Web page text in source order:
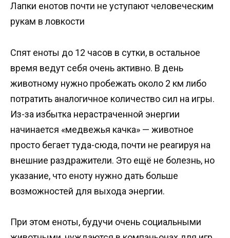
Лапки енотов почти не уступают человеческим
рукам в ловкости
Спят еноты до 12 часов в сутки, в остальное
время ведут себя очень активно. В день
животному нужно пробежать около 2 км либо
потратить аналогичное количество сил на игры.
Из-за избытка нерастраченной энергии
начинается «медвежья качка» — животное
просто бегает туда-сюда, почти не реагируя на
внешние раздражители. Это ещё не болезнь, но
указание, что еноту нужно дать больше
возможностей для выхода энергии.
При этом еноты, будучи очень социальными